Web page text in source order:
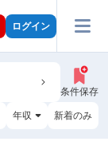
ログイン
条件保存
年収 新着のみ